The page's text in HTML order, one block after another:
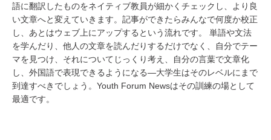
語に翻訳したものをネイティブ教員が細かくチェックし、より良
い文章へと変えていきます。記事ができたらみんなで何度か校正
し、あとはウェブ上にアップするという流れです。 単語や文法
を学んだり、他人の文章を読んだりするだけでなく、自分でテー
マを見つけ、それについてじっくり考え、自分の言葉で文章化
し、外国語で表現できるようになる―大学生はそのレベルにまで
到達すべきでしょう。Youth Forum Newsはその訓練の場として
最適です。